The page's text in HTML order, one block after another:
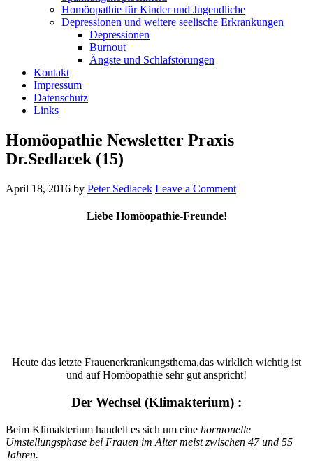
Homöopathie für Kinder und Jugendliche
Depressionen und weitere seelische Erkrankungen
Depressionen
Burnout
Ängste und Schlafstörungen
Kontakt
Impressum
Datenschutz
Links
Homöopathie Newsletter Praxis
Dr.Sedlacek (15)
April 18, 2016 by Peter Sedlacek Leave a Comment
Liebe Homöopathie-Freunde!
Heute das letzte Frauenerkrankungsthema,das wirklich wichtig ist
und auf Homöopathie sehr gut anspricht!
Der Wechsel (Klimakterium) :
Beim Klimakterium handelt es sich um eine hormonelle
Umstellungsphase bei Frauen im Alter meist zwischen 47 und 55
Jahren.